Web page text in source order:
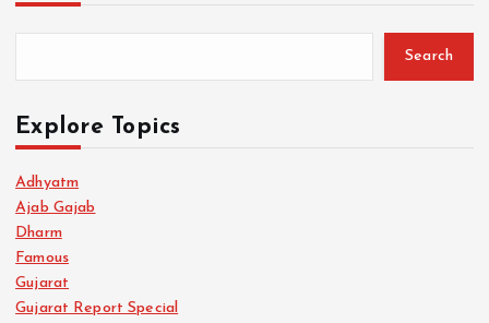
Search
Explore Topics
Adhyatm
Ajab Gajab
Dharm
Famous
Gujarat
Gujarat Report Special